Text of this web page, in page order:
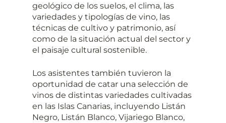
geológico de los suelos, el clima, las
variedades y tipologías de vino, las
técnicas de cultivo y patrimonio, así
como de la situación actual del sector y
el paisaje cultural sostenible.
Los asistentes también tuvieron la
oportunidad de catar una selección de
vinos de distintas variedades cultivadas
en las Islas Canarias, incluyendo Listán
Negro, Listán Blanco, Vijariego Blanco,